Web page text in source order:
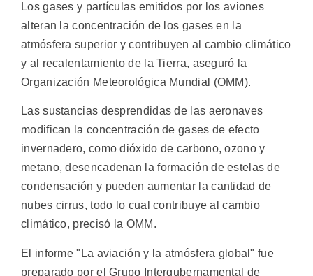
Los gases y partículas emitidos por los aviones
alteran la concentración de los gases en la
atmósfera superior y contribuyen al cambio climático
y al recalentamiento de la Tierra, aseguró la
Organización Meteorológica Mundial (OMM).
Las sustancias desprendidas de las aeronaves
modifican la concentración de gases de efecto
invernadero, como dióxido de carbono, ozono y
metano, desencadenan la formación de estelas de
condensación y pueden aumentar la cantidad de
nubes cirrus, todo lo cual contribuye al cambio
climático, precisó la OMM.
El informe "La aviación y la atmósfera global" fue
preparado por el Grupo Intergubernamental de